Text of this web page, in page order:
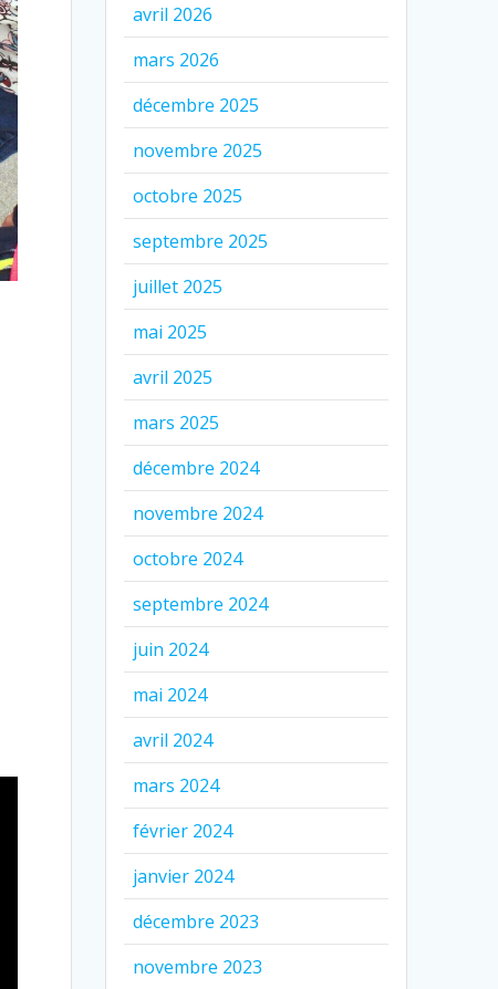
avril 2026
mars 2026
décembre 2025
novembre 2025
octobre 2025
septembre 2025
juillet 2025
mai 2025
avril 2025
mars 2025
décembre 2024
novembre 2024
octobre 2024
septembre 2024
juin 2024
mai 2024
avril 2024
mars 2024
février 2024
janvier 2024
décembre 2023
novembre 2023